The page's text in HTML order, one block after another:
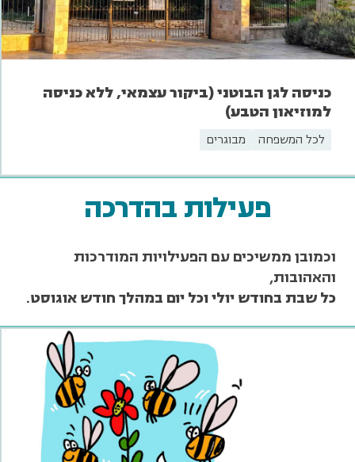
כניסה לגן הבוטני (ביקור עצמאי, ללא כניסה
למוזיאון הטבע)
לכל המשפחה מבוגרים
פעילות בהדרכה
וכמובן ממשיכים עם הפעילויות המודרכות
והאהובות,
כל שבת בחודש יולי וכל יום במהלך חודש אוגוסט.